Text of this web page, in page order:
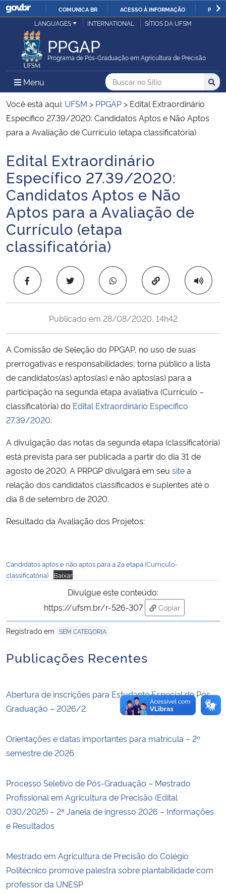
IR
COMUNICA BR ACESSO À INFORMAÇÃO
Ministério da Justiça e Segurança Pública
Ministério da Defesa
Ministério das Relações Exteriores
Ministério da Economia
Ministério da Infraestrutura
Ministério da Agricultura, Pecuária e Abastecimento
Ministério da Educação
Ministério da Cidadania
Ministério de Minas e Energia
Ministério da Ciência, Tecnologia, Inovações e Comunicações
Ministério do Turismo
Ministério do Desenvolvimento Regional
Controladoria-Geral da União
Ministério da Mulher, da Família e dos Direitos Humanos
Secretaria-Geral
Secretaria de Governo
Banco Central do Brasil
LANGUAGES INTERNATIONAL SÍTIOS DA UFSM
PPGAP
Programa de Pós-Graduação em Agricultura de Precisão
Menu Menu Principal do Sítio
Busca
Buscar no no Sítio
Busca:
Você está aqui: UFSM > PPGAP > Edital Extraordinário
Específico 27.39/2020: Candidatos Aptos e Não Aptos
para a Avaliação de Currículo (etapa classificatória)
Início do conteúdo
Edital Extraordinário
Específico 27.39/2020:
Candidatos Aptos e Não
Aptos para a Avaliação de
Currículo (etapa
classificatória)
Copiar para área
Publicado em 28/08/2020, 14h42
A Comissão de Seleção do PPGAP, no uso de suas
prerrogativas e responsabilidades, torna público a lista
de candidatos(as) aptos(as) e não aptos(as) para a
participação na segunda etapa avaliativa (Currículo –
classificatória) do Edital Extraordinário Específico
27.39/2020.
A divulgação das notas da segunda etapa (classificatória)
está prevista para ser publicada a partir do dia 31 de
agosto de 2020. A PRPGP divulgará em seu sitea
relação dos candidatos classificados e suplentes até o
dia 8 de setembro de 2020.
Resultado da Avaliação dos Projetos:
Candidatos aptos e não aptos para a 2a etapa (Curriculo-
classificatória)
Baixar
Divulgue este conteúdo:
https://ufsm.br/r-526-307
Copiar
para área de
Registrado em SEM CATEGORIA
Publicações Recentes
Abertura de inscrições para Estudante Especial de Pós-
Graduação – 2026/2
Orientações e datas importantes para matrícula – 2º
semestre de 2026
Processo Seletivo de Pós-Graduação – Mestrado
Profissional em Agricultura de Precisão (Edital
030/2025) – 2ª Janela de ingresso 2026 – Informações
e Resultados
Mestrado em Agricultura de Precisão do Colégio
Politécnico promove palestra sobre plantabilidade com
professor da UNESP